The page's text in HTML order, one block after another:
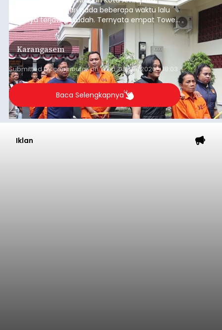
selama berhari-hari pada beberapa waktu lalu
akhirnya terjawab sudah. Ternyata empat Tower
BTS Seluler yang berada di lokasi berbeda di
wilayah Karangasem telah dibobol maling,
dimana bagian modul penguat signal yang
berada di Tower BTS Seluler itu hilang dicuri.
Karangasem
Submitted bycontributoronWed, 08/05/2026 - 18:03
Baca Selengkapnya
Iklan